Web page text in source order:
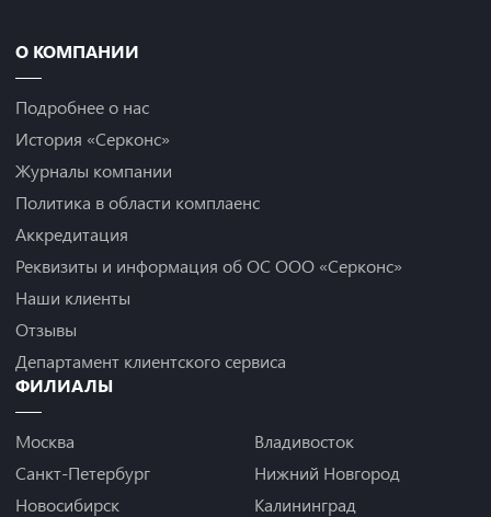
О КОМПАНИИ
Подробнее о нас
История «Серконс»
Журналы компании
Политика в области комплаенс
Аккредитация
Реквизиты и информация об ОС ООО «Серконс»
Наши клиенты
Отзывы
Департамент клиентского сервиса
ФИЛИАЛЫ
Москва
Санкт-Петербург
Новосибирск
Владивосток
Нижний Новгород
Калининград